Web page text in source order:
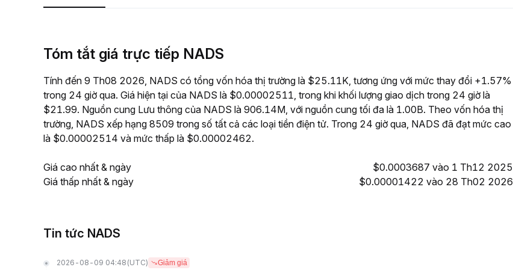
Tóm tắt giá trực tiếp NADS
Tính đến 9 Th08 2026, NADS có tổng vốn hóa thị trường là $25.11K, tương ứng với mức thay đổi +1.57%
trong 24 giờ qua. Giá hiện tại của NADS là $0.00002511, trong khi khối lượng giao dịch trong 24 giờ là
$21.99. Nguồn cung Lưu thông của NADS là 906.14M, với nguồn cung tối đa là 1.00B. Theo vốn hóa thị
trường, NADS xếp hạng 8509 trong số tất cả các loại tiền điện tử. Trong 24 giờ qua, NADS đã đạt mức cao
là $0.00002514 và mức thấp là $0.00002462.
Giá cao nhất & ngày
$0.0003687 vào 1 Th12 2025
Giá thấp nhất & ngày
$0.00001422 vào 28 Th02 2026
Tin tức NADS
2026-08-09 04:48 (UTC) Giảm giá